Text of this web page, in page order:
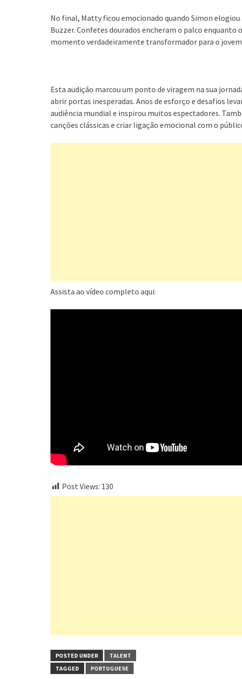
No final, Matty ficou emocionado quando Simon
Buzzer. Confetes dourados encheram o palco
momento verdadeiramente transformador para o
Esta audição marcou um ponto de viragem na sua
abrir portas inesperadas. Anos de esforço e desafios
audiência mundial e inspirou muitos espectadores.
canções clássicas e criar ligação emocional com o
Assista ao vídeo completo aqui:
Post Views: 130
POSTED UNDER
TALENT
TAGGED
PORTUGUESE